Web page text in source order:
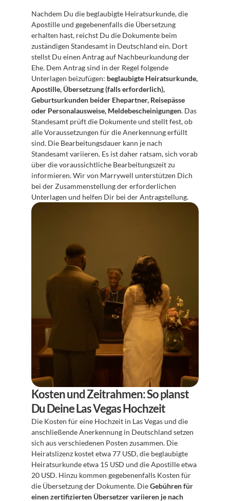
Nachdem Du die beglaubigte Heiratsurkunde, die
Apostille und gegebenenfalls die Übersetzung
erhalten hast, reichst Du die Dokumente beim
zuständigen Standesamt in Deutschland ein. Dort
stellst Du einen Antrag auf Nachbeurkundung der
Ehe. Dem Antrag sind in der Regel folgende
Unterlagen beizufügen: beglaubigte Heiratsurkunde,
Apostille, Übersetzung (falls erforderlich),
Geburtsurkunden beider Ehepartner, Reisepässe
oder Personalausweise, Meldebescheinigungen. Das
Standesamt prüft die Dokumente und stellt fest, ob
alle Voraussetzungen für die Anerkennung erfüllt
sind. Die Bearbeitungsdauer kann je nach
Standesamt variieren. Es ist daher ratsam, sich vorab
über die voraussichtliche Bearbeitungszeit zu
informieren. Wir von Marrywell unterstützen Dich
bei der Zusammenstellung der erforderlichen
Unterlagen und helfen Dir bei der Antragstellung.
Kosten und Zeitrahmen: So planst
Du Deine Las Vegas Hochzeit
Die Kosten für eine Hochzeit in Las Vegas und die
anschließende Anerkennung in Deutschland setzen
sich aus verschiedenen Posten zusammen. Die
Heiratslizenz kostet etwa 77 USD, die beglaubigte
Heiratsurkunde etwa 15 USD und die Apostille etwa
20 USD. Hinzu kommen gegebenenfalls Kosten für
die Übersetzung der Dokumente. Die Gebühren für
einen zertifizierten Übersetzer variieren je nach